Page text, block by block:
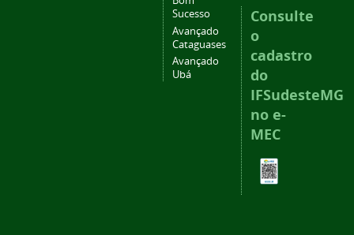
Sucesso
Avançado
Cataguases
Avançado
Ubá
Consulte
o
cadastro
do
IFSudesteMG
no e-
MEC